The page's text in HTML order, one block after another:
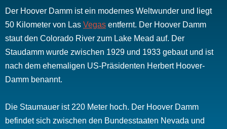
Der Hoover Damm ist ein modernes Weltwunder und liegt
50 Kilometer von Las Vegas entfernt. Der Hoover Damm
staut den Colorado River zum Lake Mead auf. Der
Staudamm wurde zwischen 1929 und 1933 gebaut und ist
nach dem ehemaligen US-Präsidenten Herbert Hoover-
Damm benannt.
Die Staumauer ist 220 Meter hoch. Der Hoover Damm
befindet sich zwischen den Bundesstaaten Nevada und